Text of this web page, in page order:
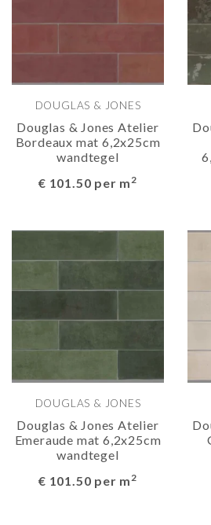
DOUGLAS & JONES
Douglas & Jones Atelier
Bordeaux mat 6,2x25cm
wandtegel
€ 101.50 per m2
DOUGLAS & JONES
Douglas & Jones Atelier
Emeraude mat 6,2x25cm
wandtegel
€ 101.50 per m2